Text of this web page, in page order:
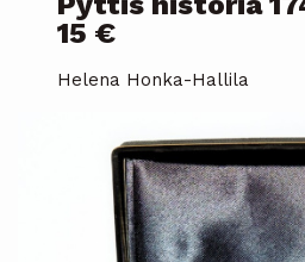
15 €
Helena Honka-Hallila